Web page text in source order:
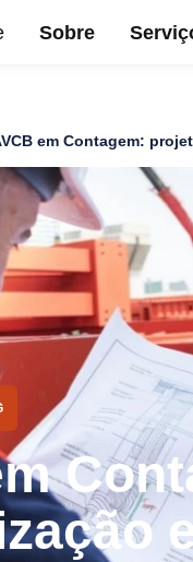
Sobre
em Contagem: